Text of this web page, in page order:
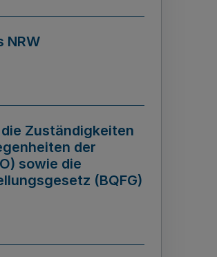
NRW
Zuständigkeiten
der
sowie die
(BQFG)